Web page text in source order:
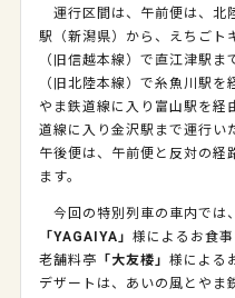
運行区間は、午前便は、北
駅（新潟県）から、えちごト
（旧信越本線）で直江津駅
（旧北陸本線）で糸魚川駅
やま鉄道線に入り富山駅を経
道線に入り金沢駅まで運行い
午後便は、午前便と反対の経
ます。
今回の特別列車の車内では
「YAGAIYA」様によるお食
老舗料亭 「大友楼」様による
デザートは、あいの風とやま